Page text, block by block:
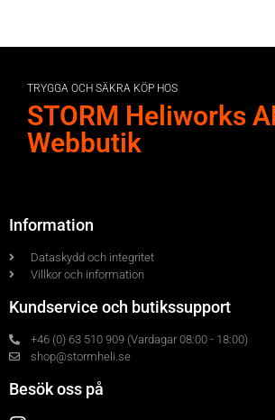
TRYGGA OCH SÄKRA KÖP HOS
STORM Heliworks
Webbutik
Information
Dataskydd och integritet
Villkor och information
Kundservice och butikssupport
+46 (0) 63 510 909 (Vardagar 08:00 - 18:00)
shop@stormheli.se
Besök oss på